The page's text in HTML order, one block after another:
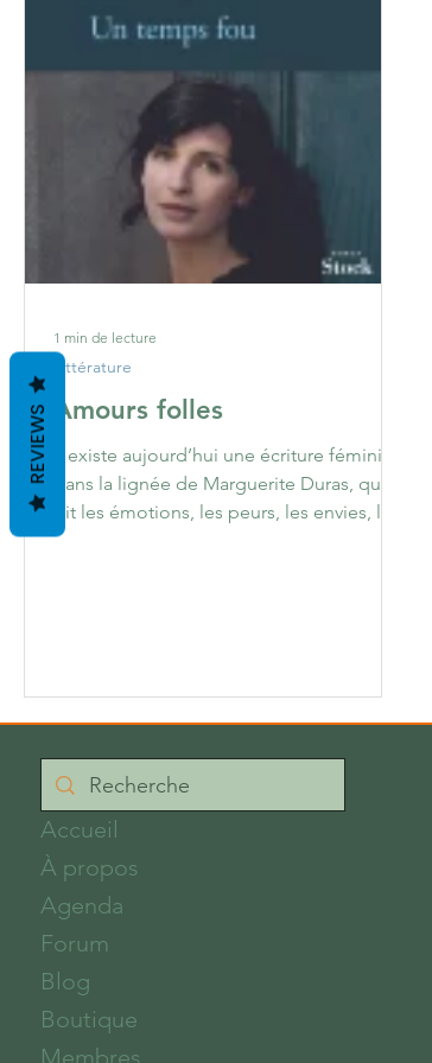
Amours folles
Il existe aujourd’hui une écriture féminine,
dans la lignée de Marguerite Duras, qui
dit les émotions, les peurs, les envies, les
désirs...
Littérature
1 min de lecture
Accueil
À propos
Agenda
Forum
Blog
Boutique
Membres
REVIEWS